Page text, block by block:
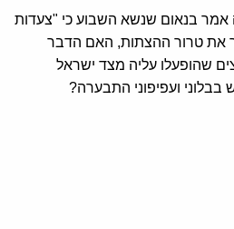
אמר בנאום שנשא השבוע כי "צעדות
את טרור ההצתות, האם הדבר
שהופעלו עליה מצד ישראל
ועפיפוני התבערה?